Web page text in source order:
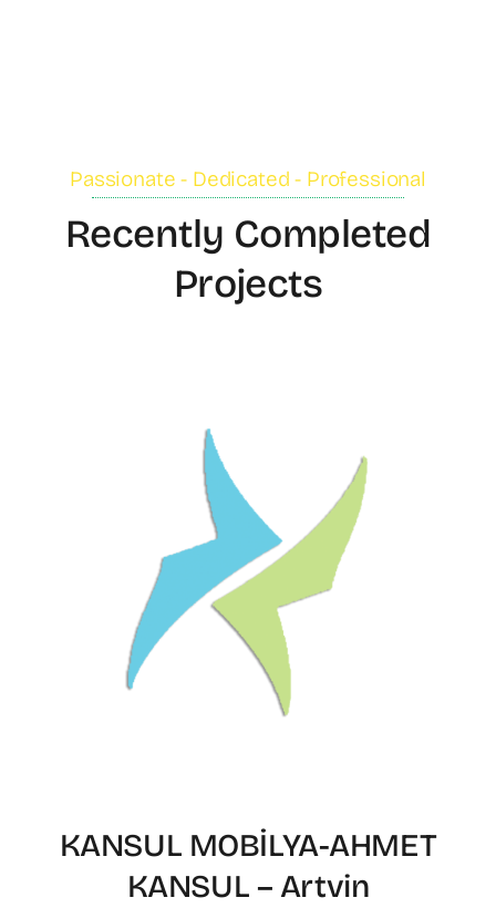
Passionate - Dedicated - Professional
Recently Completed
Projects
KANSUL MOBİLYA-AHMET
KANSUL – Artvin